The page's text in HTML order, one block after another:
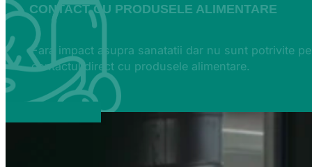
CONTACT CU PRODUSELE ALIMENTARE
Fara impact asupra sanatatii dar nu sunt potrivite
contactul direct cu produsele alimentare.